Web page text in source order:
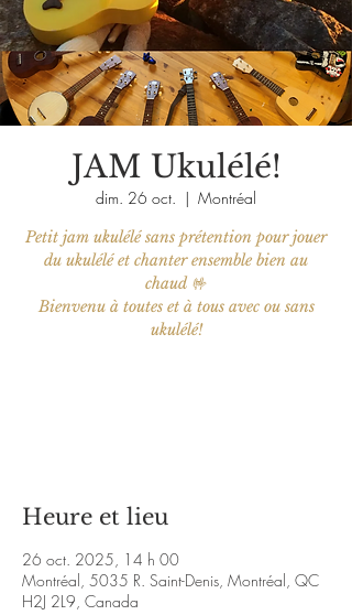
JAM Ukulélé!
dim. 26 oct.
  |
Montréal
Petit jam ukulélé sans prétention pour jouer
du ukulélé et chanter ensemble bien au
chaud 🤟
Bienvenu à toutes et à tous avec ou sans
ukulélé!
Heure et lieu
26 oct. 2025, 14 h 00
Montréal, 5035 R. Saint-Denis, Montréal, QC
H2J 2L9, Canada